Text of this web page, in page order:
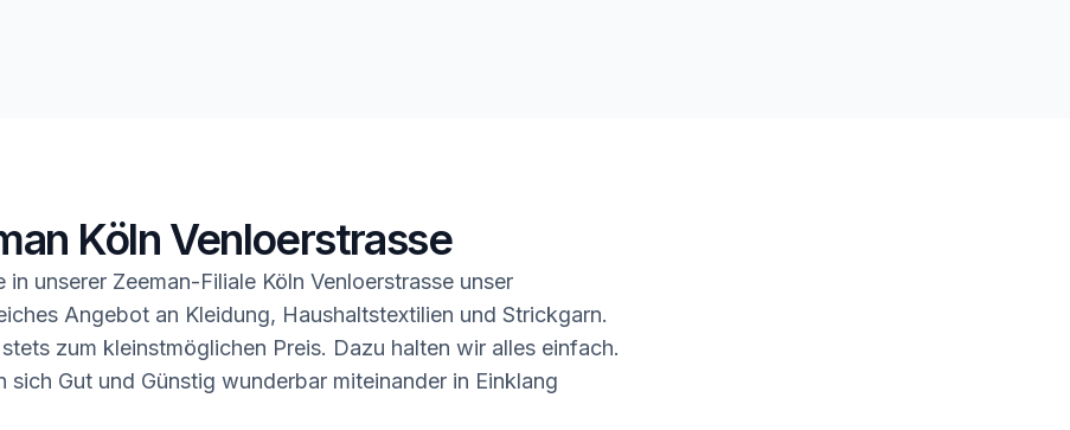
Köln Venloerstrasse
in unserer Zeeman-Filiale Köln Venloerstrasse unser
Angebot an Kleidung, Haushaltstextilien und Strickgarn.
zum kleinstmöglichen Preis. Dazu halten wir alles einfach.
sich Gut und Günstig wunderbar miteinander in Einklang